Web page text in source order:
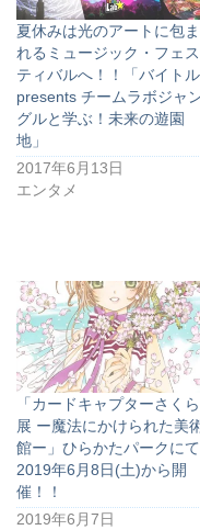
夏休みは光のアートに包ま
れるミュージック・フェス
ティバルへ！！「バイトル
presents チームラボジャ
グルと学ぶ！未来の遊園
地」
2017年6月13日
エンタメ
「カードキャプターさくら
展 ー魔法にかけられた美
館ー」ひらかたパークにて
2019年6月8日(土)から開
催！！
2019年6月7日